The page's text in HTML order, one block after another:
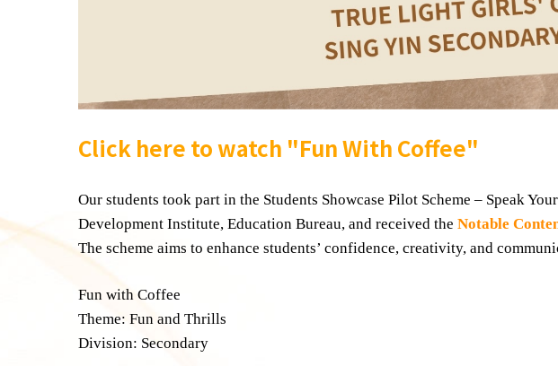
Click here to watch "Fun With Coffee"
Our students took part in the Students Showcase Pilot Scheme – Speak
Development Institute, Education Bureau, and received the Notable
The scheme aims to enhance students’ confidence, creativity, and
Fun with Coffee
Theme: Fun and Thrills
Division: Secondary